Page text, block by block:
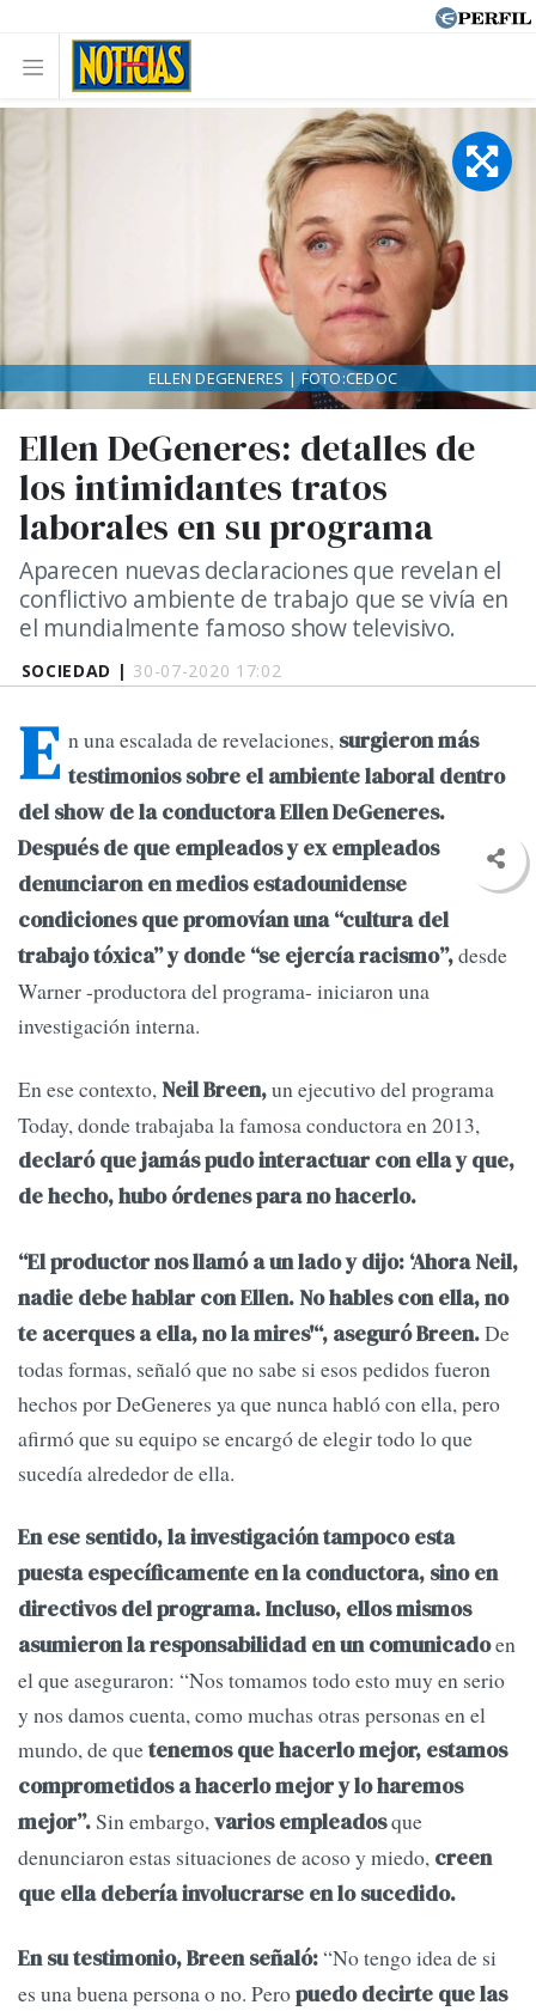
SOCIEDAD | 30-07-2020 17:02
Ellen DeGeneres: detalles de
los intimidantes tratos
laborales en su programa
Aparecen nuevas declaraciones que revelan el
conflictivo ambiente de trabajo que se vivía en
el mundialmente famoso show televisivo.
ELLEN DEGENERES | FOTO:CEDOC
E n una escalada de revelaciones, surgieron más
testimonios sobre el ambiente laboral dentro
del show de la conductora Ellen DeGeneres.
Después de que empleados y ex empleados
denunciaron en medios estadounidense
condiciones que promovían una “cultura del
trabajo tóxica” y donde “se ejercía racismo”,desde
Warner -productora del programa- iniciaron una
investigación interna.
En ese contexto,Neil Breen,un ejecutivo del programa
Today, donde trabajaba la famosa conductora en 2013,
declaró que jamás pudo interactuar con ella y que,
de hecho, hubo órdenes para no hacerlo.
“El productor nos llamó a un lado y dijo: ‘Ahora Neil,
nadie debe hablar con Ellen. No hables con ella, no
te acerques a ella, no la mires'“, aseguró Breen.De
todas formas, señaló que no sabe si esos pedidos fueron
hechos por DeGeneres ya que nunca habló con ella, pero
afirmó que su equipo se encargó de elegir todo lo que
sucedía alrededor de ella.
En ese sentido, la investigación tampoco esta
puesta específicamente en la conductora, sino en
directivos del programa. Incluso, ellos mismos
asumieron la responsabilidad en un comunicadoen
el que aseguraron: “Nos tomamos todo esto muy en serio
y nos damos cuenta, como muchas otras personas en el
mundo, de quetenemos que hacerlo mejor, estamos
comprometidos a hacerlo mejor y lo haremos
mejor”.Sin embargo,varios empleadosque
denunciaron estas situaciones de acoso y miedo, creen
que ella debería involucrarse en lo sucedido.
En su testimonio, Breen señaló:“No tengo idea de si
es una buena persona o no. Peropuedo decirte que las